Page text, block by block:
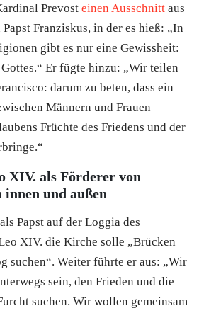
Prevost einen Ausschnitt aus
Franziskus, in der es hieß: „In
gibt es nur eine Gewissheit:
Er fügte hinzu: „Wir teilen
darum zu beten, dass ein
Männern und Frauen
Früchte des Friedens und der
XIV. als Förderer von
innen und außen
Papst auf der Loggia des
XIV. die Kirche solle „Brücken
suchen“. Weiter führte er aus: „Wir
sein, den Frieden und die
suchen. Wir wollen gemeinsam